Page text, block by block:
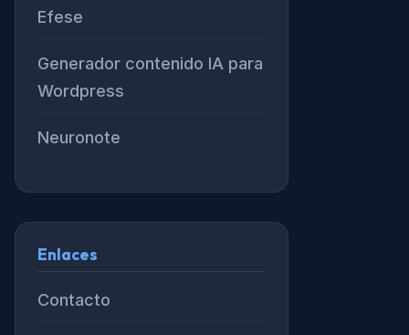
Efese
Generador contenido IA para
Wordpress
Neuronote
Enlaces
Contacto